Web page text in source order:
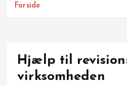
Forside
Hjælp til
virksomheden